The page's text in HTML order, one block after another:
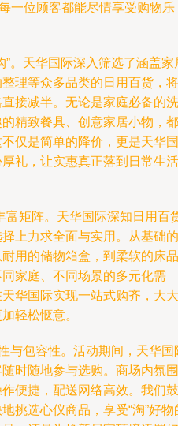
一位顾客都能尽情享受购物乐
。天华国际深入筛选了涵盖家
理等众多品类的日用百货，将
接减半。无论是家庭必备的洗
精致餐具、创意家居小物，都
仅是简单的降价，更是天华国
礼，让实惠真正落到日常生活
富矩阵。天华国际深知日用百
上力求全面与实用。从基础的
用的储物箱盒，到柔软的床品
家庭、不同场景的多元化需
华国际实现一站式购齐，大大
轻松惬意。
与包容性。活动期间，天华国
时随地参与选购。商场内氛围
便捷，配送网络高效。我们鼓
挑选心仪商品，享受“淘”好物